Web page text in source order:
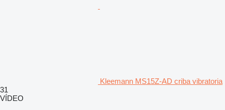
Kleemann MS15Z-AD criba vibratoria
31
VÍDEO